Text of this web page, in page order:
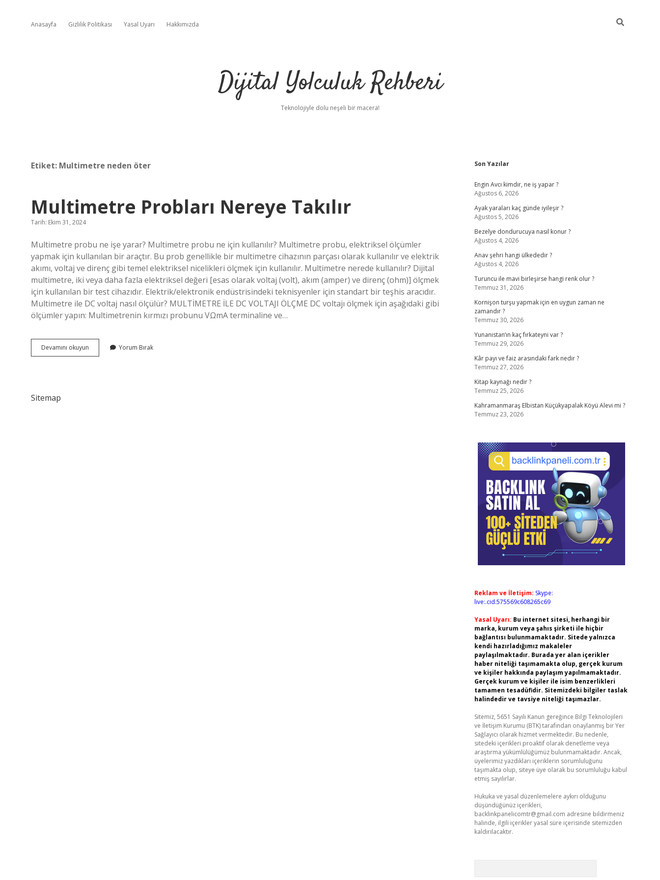
Anasayfa Gizlilik Politikası Yasal Uyarı Hakkımızda
Dijital Yolculuk Rehberi
Teknolojiyle dolu neşeli bir macera!
Etiket: Multimetre neden öter
Multimetre Probları Nereye Takılır
Tarih: Ekim 31, 2024
Multimetre probu ne işe yarar? Multimetre probu ne için kullanılır? Multimetre probu, elektriksel ölçümler
yapmak için kullanılan bir araçtır. Bu prob genellikle bir multimetre cihazının parçası olarak kullanılır ve elektrik
akımı, voltaj ve direnç gibi temel elektriksel nicelikleri ölçmek için kullanılır. Multimetre nerede kullanılır? Dijital
multimetre, iki veya daha fazla elektriksel değeri [esas olarak voltaj (volt), akım (amper) ve direnç (ohm)] ölçmek
için kullanılan bir test cihazıdır. Elektrik/elektronik endüstrisindeki teknisyenler için standart bir teşhis aracıdır.
Multimetre ile DC voltaj nasıl ölçülür? MULTİMETRE İLE DC VOLTAJI ÖLÇME DC voltajı ölçmek için aşağıdaki gibi
ölçümler yapın: Multimetrenin kırmızı probunu VΩmA terminaline ve…
Devamını okuyun Multimetre
Probları
Yorum Bırak
Sitemap
Sidebar
Son Yazılar
Engin Avcı kimdir, ne iş yapar ?
Ağustos 6, 2026
Ayak yaraları kaç günde iyileşir ?
Ağustos 5, 2026
Bezelye dondurucuya nasıl konur ?
Ağustos 4, 2026
Anav şehri hangi ülkededir ?
Ağustos 4, 2026
Turuncu ile mavi birleşirse hangi renk olur ?
Temmuz 31, 2026
Kornişon turşu yapmak için en uygun zaman ne
zamandır ?
Temmuz 30, 2026
Yunanistan’ın kaç fırkateyni var ?
Temmuz 29, 2026
Kâr payı ve faiz arasındaki fark nedir ?
Temmuz 27, 2026
Kitap kaynağı nedir ?
Temmuz 25, 2026
Kahramanmaraş Elbistan Küçükyapalak Köyü Alevi mi ?
Temmuz 23, 2026
Reklam ve İletişim: Skype:
live:.cid.575569c608265c69
Yasal Uyarı: Bu internet sitesi, herhangi bir
marka, kurum veya şahıs şirketi ile hiçbir
bağlantısı bulunmamaktadır. Sitede yalnızca
kendi hazırladığımız makaleler
paylaşılmaktadır. Burada yer alan içerikler
haber niteliği taşımamakta olup, gerçek kurum
ve kişiler hakkında paylaşım yapılmamaktadır.
Gerçek kurum ve kişiler ile isim benzerlikleri
tamamen tesadüfidir. Sitemizdeki bilgiler taslak
halindedir ve tavsiye niteliği taşımazlar.
Sitemiz, 5651 Sayılı Kanun gereğince Bilgi Teknolojileri
ve İletişim Kurumu (BTK) tarafından onaylanmış bir Yer
Sağlayıcı olarak hizmet vermektedir. Bu nedenle,
sitedeki içerikleri proaktif olarak denetleme veya
araştırma yükümlülüğümüz bulunmamaktadır. Ancak,
üyelerimiz yazdıkları içeriklerin sorumluluğunu
taşımakta olup, siteye üye olarak bu sorumluluğu kabul
etmiş sayılırlar.
Hukuka ve yasal düzenlemelere aykırı olduğunu
düşündüğünüz içerikleri,
backlinkpanelicomtr@gmail.com adresine bildirmeniz
halinde, ilgili içerikler yasal süre içerisinde sitemizden
kaldırılacaktır.